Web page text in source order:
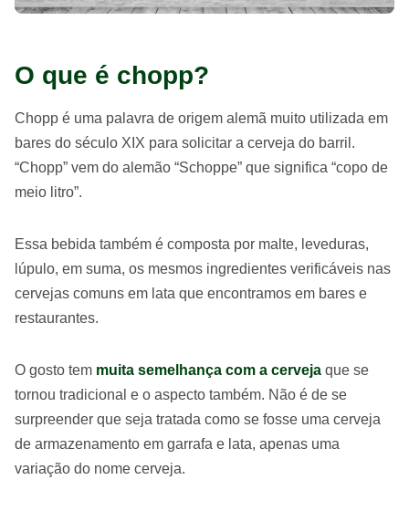
O que é chopp?
Chopp é uma palavra de origem alemã muito utilizada em
bares do século XIX para solicitar a cerveja do barril.
“Chopp” vem do alemão “Schoppe” que significa “copo de
meio litro”.
Essa bebida também é composta por malte, leveduras,
lúpulo, em suma, os mesmos ingredientes verificáveis nas
cervejas comuns em lata que encontramos em bares e
restaurantes.
O gosto tem muita semelhança com a cerveja que se
tornou tradicional e o aspecto também. Não é de se
surpreender que seja tratada como se fosse uma cerveja
de armazenamento em garrafa e lata, apenas uma
variação do nome cerveja.